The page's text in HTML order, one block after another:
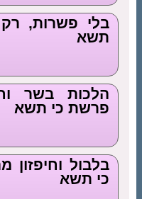
בלי פשרות,
תשא
הלכות בשר
פרשת כי תשא
בלבול
כי תשא